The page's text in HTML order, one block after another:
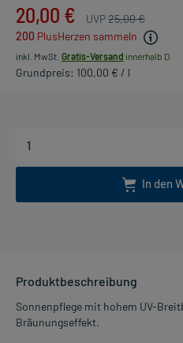
20,00 € UVP25,00 €
200 PlusHerzen sammeln
inkl. MwSt. Gratis-Versand innerhalb D.
Grundpreis: 100,00 € / l
In den
Produktbeschreibung
Sonnenpflege mit hohem UV-
Bräunungseffekt.